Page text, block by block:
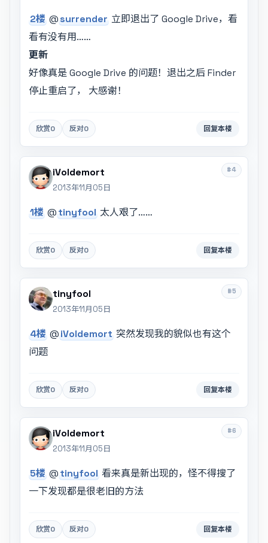
2楼 @surrender 立即退出了 Google Drive，看
看有没有用……
更新
好像真是 Google Drive 的问题！退出之后 Finder
停止重启了， 大感谢！
欣赏0 反对0 回复本楼
#4
iVoldemort
2013年11月05日
1楼 @tinyfool 太人艰了……
欣赏0 反对0 回复本楼
#5
tinyfool
2013年11月05日
4楼 @iVoldemort 突然发现我的貌似也有这个
问题
欣赏0 反对0 回复本楼
#6
iVoldemort
2013年11月05日
5楼 @tinyfool 看来真是新出现的，怪不得搜了
一下发现都是很老旧的方法
欣赏0 反对0 回复本楼